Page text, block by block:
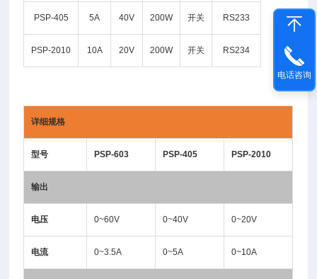
PSP-405 5A 40V 200W 开关 RS233
PSP-2010 10A 20V 200W 开关 RS234
详细规格
型号 PSP-603 PSP-405 PSP-2010
输出
电压 0~60V 0~40V 0~20V
电流 0~3.5A 0~5A 0~10A
电话咨询